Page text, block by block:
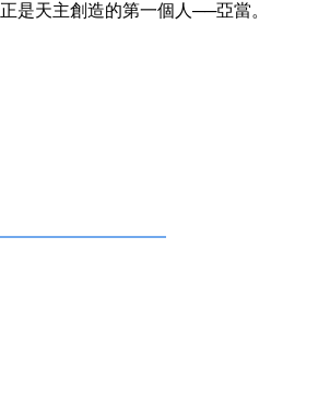
是天主創造的第一個人──亞當。